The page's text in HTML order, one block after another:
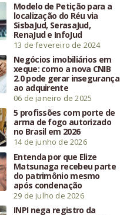
Modelo de Petição para a
localização do Réu via
SisbaJud, SerasaJud,
RenaJud e InfoJud
13 de fevereiro de 2024
Negócios imobiliários em
xeque: como a nova CNIB
2.0 pode gerar insegurança
ao adquirente
06 de janeiro de 2025
5 profissões com porte de
arma de fogo autorizado
no Brasil em 2026
14 de junho de 2026
Entenda por que Elize
Matsunaga recebeu parte
do patrimônio mesmo
após condenação
29 de julho de 2026
INPI nega registro da